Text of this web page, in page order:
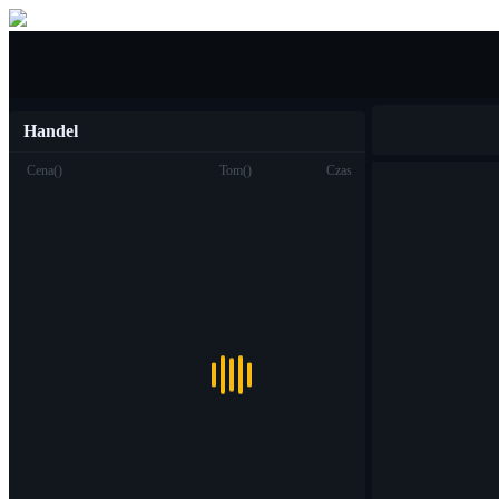
Handel
Cena() Tom() Czas